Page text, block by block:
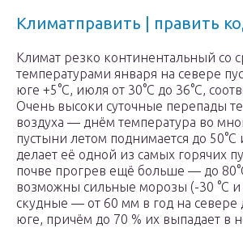
Климатправить | править
Климат резко континентальный со
температурами января на севере
юге +5°С, июля от 30°С до 36°С,
Очень высоки суточные перепады
воздуха — днём температура во
пустыни летом поднимается до 50°С
делает её одной из самых горячих
почве прогрев ещё больше — до
возможны сильные морозы (-30 °C
скудные — от 60 мм в год на севере
юге, причём до 70 % их выпадает в